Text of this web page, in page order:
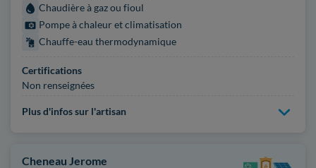
Chaudière à gaz ou fioul
Pompe à chaleur et climatisation
Chauffe-eau thermodynamique
Certifications
Non renseignées
Plus d'infos sur l'artisan
Cheneau Jerome